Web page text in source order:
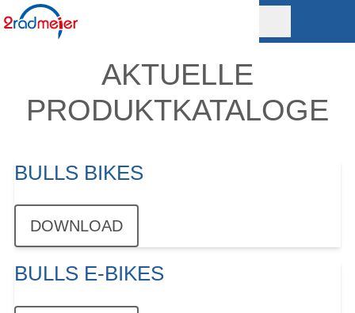
AKTUELLE
PRODUKTKATALOGE
BULLS BIKES
DOWNLOAD
BULLS E-BIKES